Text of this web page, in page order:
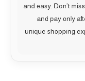
and easy. Don’t
and pay only
unique shopping